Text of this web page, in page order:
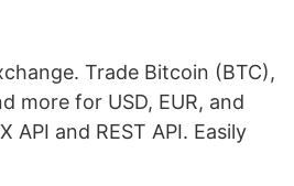
Trade Bitcoin (BTC),
more for USD, EUR, and
API and REST API. Easily